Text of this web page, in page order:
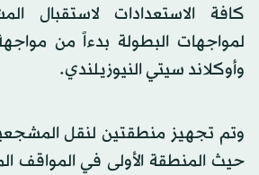
كافة الاستعدادات لاستقبال
لمواجهات البطولة بدءاً من
وأوكلاند سيتي النيوزيلندي.
وتم تجهيز منطقتين لنقل
حيث المنطقة الأولى في المواقف